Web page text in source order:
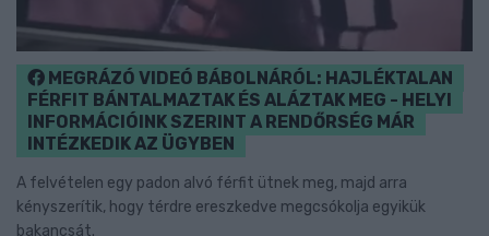
MEGRÁZÓ VIDEÓ BÁBOLNÁRÓL: HAJLÉKTALAN
FÉRFIT BÁNTALMAZTAK ÉS ALÁZTAK MEG - HELYI
INFORMÁCIÓINK SZERINT A RENDŐRSÉG MÁR
INTÉZKEDIK AZ ÜGYBEN
A felvételen egy padon alvó férfit ütnek meg, majd arra
kényszerítik, hogy térdre ereszkedve megcsókolja egyikük
bakancsát.